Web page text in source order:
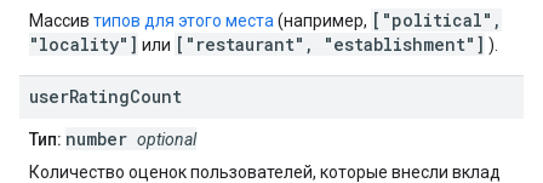
Массив типов для этого места (например, ["political",
"locality"] или ["restaurant", "establishment"] ).
userRatingCount
Тип: number optional
Количество оценок пользователей, которые внесли вклад